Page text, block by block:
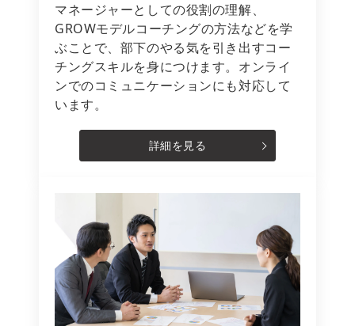
マネージャーとしての役割の理解、
GROWモデルコーチングの方法などを学
ぶことで、部下のやる気を引き出すコー
チングスキルを身につけます。オンライ
ンでのコミュニケーションにも対応して
います。
詳細を見る